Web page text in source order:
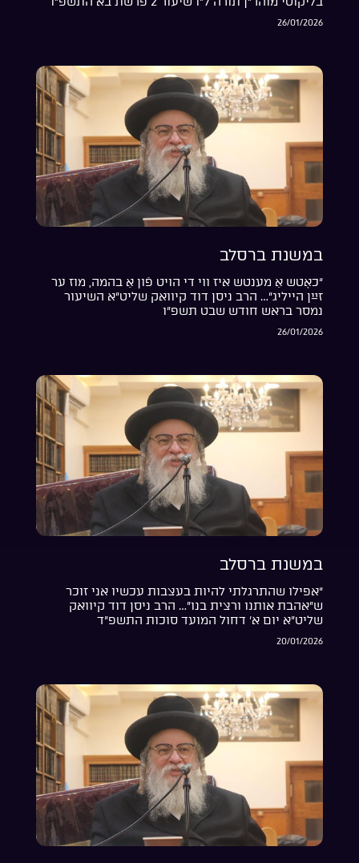
26/01/2026
במשנת ברסלב
“כאָטש אַ מענטש איז ווי די הויט פֿון אַ בהמה, מוז ער
זײַן הייליג”… הרב ניסן דוד קיוואק שליט”א השיעור
נמסר בראש חודש שבט תשפ”ו
26/01/2026
במשנת ברסלב
“אפילו שהתרגלתי להיות בעצבות עכשיו אני זוכר
ש”אהבת אותנו ורצית בנו”… הרב ניסן דוד קיוואק
שליט”א יום א’ דחול המועד סוכות התשפ”ד
20/01/2026